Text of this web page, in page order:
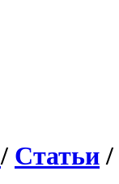
/ Статьи /